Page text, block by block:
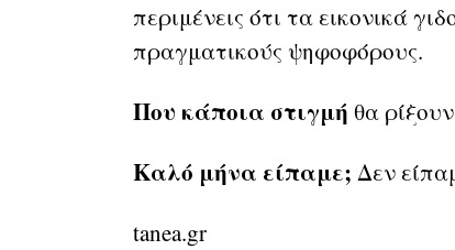
περιμένεις ότι τα εικονικά
πραγματικούς ψηφοφόρους.
Που κάποια στιγμή θα
Καλό μήνα είπαμε; Δεν
tanea.gr